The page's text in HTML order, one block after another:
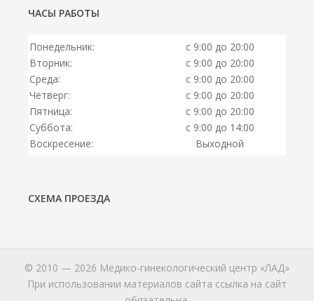
ЧАСЫ РАБОТЫ
Понедельник:
Вторник:
Среда:
Четверг:
Пятница:
Суббота:
Воскресение:
с 9:00 до 20:00
с 9:00 до 20:00
с 9:00 до 20:00
с 9:00 до 20:00
с 9:00 до 20:00
с 9:00 до 14:00
Выходной
СХЕМА ПРОЕЗДА
© 2010 — 2026 Медико-гинекологический центр «ЛАД»
При использовании материалов сайта ссылка на сайт